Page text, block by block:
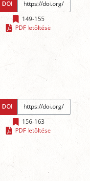
DOI
149-155
PDF letöltése
DOI
156-163
PDF letöltése